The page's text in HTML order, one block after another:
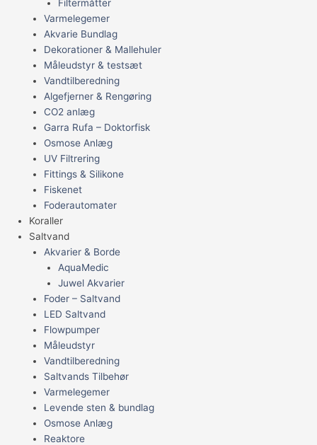
Filtermåtter
Varmelegemer
Akvarie Bundlag
Dekorationer & Mallehuler
Måleudstyr & testsæt
Vandtilberedning
Algefjerner & Rengøring
CO2 anlæg
Garra Rufa – Doktorfisk
Osmose Anlæg
UV Filtrering
Fittings & Silikone
Fiskenet
Foderautomater
Koraller
Saltvand
Akvarier & Borde
AquaMedic
Juwel Akvarier
Foder – Saltvand
LED Saltvand
Flowpumper
Måleudstyr
Vandtilberedning
Saltvands Tilbehør
Varmelegemer
Levende sten & bundlag
Osmose Anlæg
Reaktore